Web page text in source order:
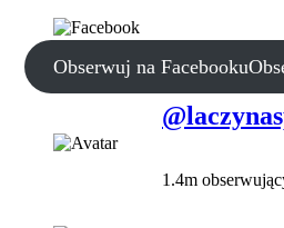
Obserwuj na Facebooku
1.4m